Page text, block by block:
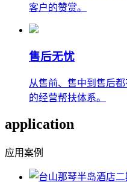
客户的赞赏。
售后无忧
从售前、售中到售后
的经营帮扶体系。
application
应用案例